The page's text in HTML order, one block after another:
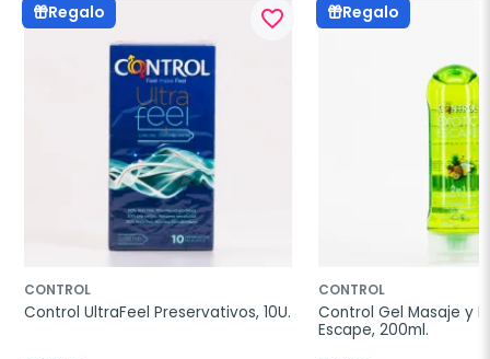
Regalo favorite_border
CONTROL
Control UltraFeel Preservativos, 10U.
Regalo
CONTROL
Control Gel Masaje y
Escape, 200ml.